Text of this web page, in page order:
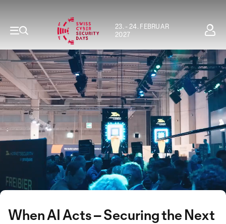
23. - 24. FEBRUAR
2027
When AI Acts – Securing the Next